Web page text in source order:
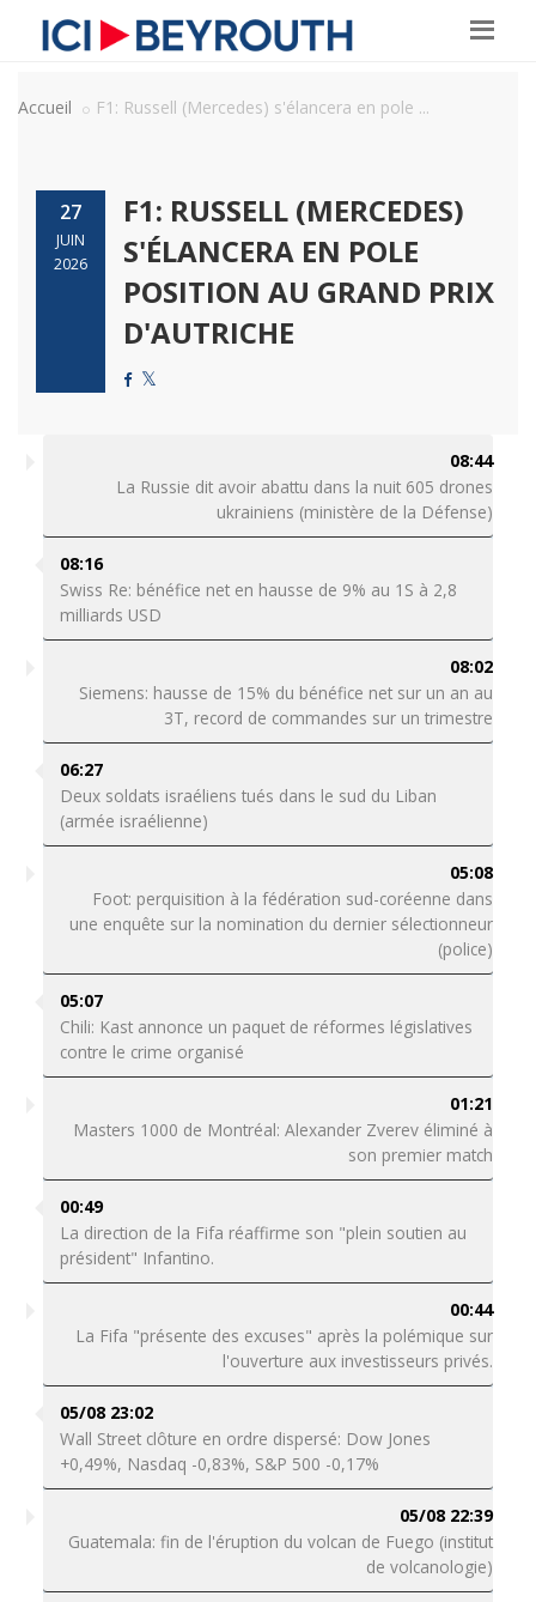
Accueil F1: Russell (Mercedes) s'élancera en pole ...
27
JUIN
2026
F1: RUSSELL (MERCEDES)
S'ÉLANCERA EN POLE
POSITION AU GRAND PRIX
D'AUTRICHE
08:44
La Russie dit avoir abattu dans la nuit 605 drones
ukrainiens (ministère de la Défense)
08:16
Swiss Re: bénéfice net en hausse de 9% au 1S à 2,8
milliards USD
08:02
Siemens: hausse de 15% du bénéfice net sur un an au
3T, record de commandes sur un trimestre
06:27
Deux soldats israéliens tués dans le sud du Liban
(armée israélienne)
05:08
Foot: perquisition à la fédération sud-coréenne dans
une enquête sur la nomination du dernier sélectionneur
(police)
05:07
Chili: Kast annonce un paquet de réformes législatives
contre le crime organisé
01:21
Masters 1000 de Montréal: Alexander Zverev éliminé à
son premier match
00:49
La direction de la Fifa réaffirme son "plein soutien au
président" Infantino.
00:44
La Fifa "présente des excuses" après la polémique sur
l'ouverture aux investisseurs privés.
05/08 23:02
Wall Street clôture en ordre dispersé: Dow Jones
+0,49%, Nasdaq -0,83%, S&P 500 -0,17%
05/08 22:39
Guatemala: fin de l'éruption du volcan de Fuego (institut
de volcanologie)